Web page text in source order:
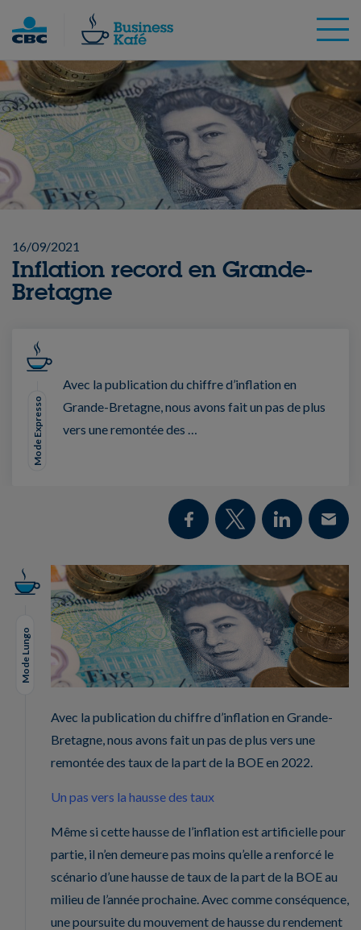
16/09/2021
Inflation record en Grande-
Bretagne
Mode Expresso
Avec la publication du chiffre d’inflation en
Grande-Bretagne, nous avons fait un pas de plus
vers une remontée des …
Mode Lungo
Avec la publication du chiffre d’inflation en Grande-
Bretagne, nous avons fait un pas de plus vers une
remontée des taux de la part de la BOE en 2022.
Un pas vers la hausse des taux
Même si cette hausse de l’inflation est artificielle pour
partie, il n’en demeure pas moins qu’elle a renforcé le
scénario d’une hausse de taux de la part de la BOE au
milieu de l’année prochaine. Avec comme conséquence,
une poursuite du mouvement de hausse du rendement